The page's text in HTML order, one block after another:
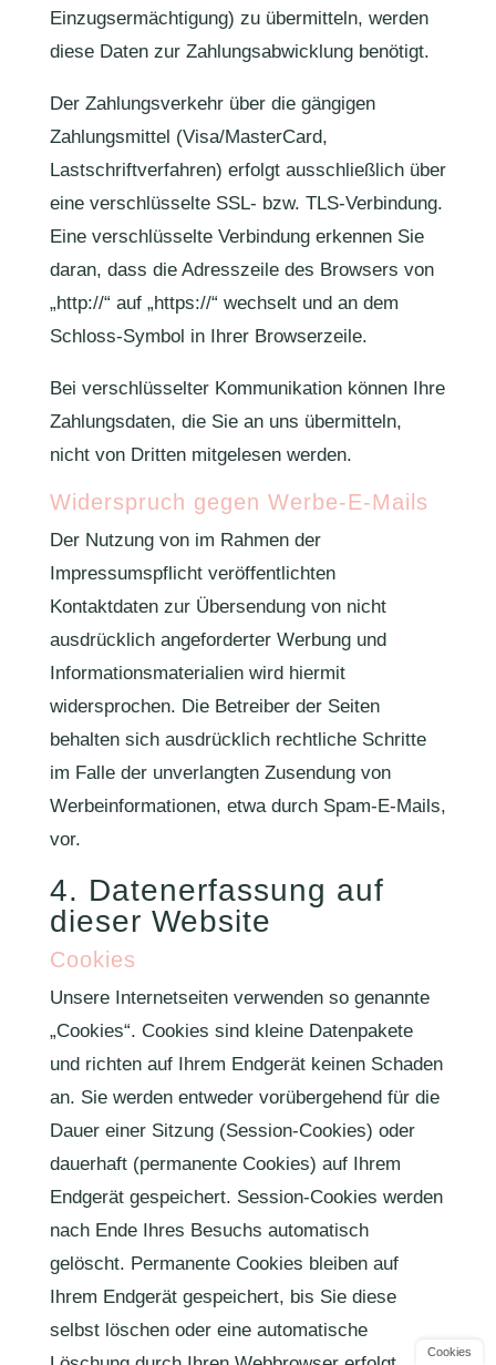
Einzugsermächtigung) zu übermitteln, werden
diese Daten zur Zahlungsabwicklung benötigt.
Der Zahlungsverkehr über die gängigen
Zahlungsmittel (Visa/MasterCard,
Lastschriftverfahren) erfolgt ausschließlich über
eine verschlüsselte SSL- bzw. TLS-Verbindung.
Eine verschlüsselte Verbindung erkennen Sie
daran, dass die Adresszeile des Browsers von
„http://“ auf „https://“ wechselt und an dem
Schloss-Symbol in Ihrer Browserzeile.
Bei verschlüsselter Kommunikation können Ihre
Zahlungsdaten, die Sie an uns übermitteln,
nicht von Dritten mitgelesen werden.
Widerspruch gegen Werbe-E-Mails
Der Nutzung von im Rahmen der
Impressumspflicht veröffentlichten
Kontaktdaten zur Übersendung von nicht
ausdrücklich angeforderter Werbung und
Informationsmaterialien wird hiermit
widersprochen. Die Betreiber der Seiten
behalten sich ausdrücklich rechtliche Schritte
im Falle der unverlangten Zusendung von
Werbeinformationen, etwa durch Spam-E-Mails,
vor.
4. Datenerfassung auf
dieser Website
Cookies
Unsere Internetseiten verwenden so genannte
„Cookies“. Cookies sind kleine Datenpakete
und richten auf Ihrem Endgerät keinen Schaden
an. Sie werden entweder vorübergehend für die
Dauer einer Sitzung (Session-Cookies) oder
dauerhaft (permanente Cookies) auf Ihrem
Endgerät gespeichert. Session-Cookies werden
nach Ende Ihres Besuchs automatisch
gelöscht. Permanente Cookies bleiben auf
Ihrem Endgerät gespeichert, bis Sie diese
selbst löschen oder eine automatische
Cookies